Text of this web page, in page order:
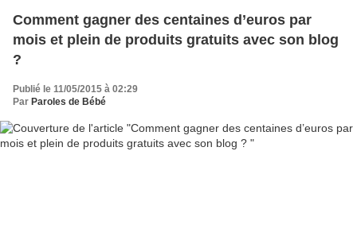
Comment gagner des centaines d’euros par
mois et plein de produits gratuits avec son blog
?
Publié le 11/05/2015 à 02:29
Par Paroles de Bébé